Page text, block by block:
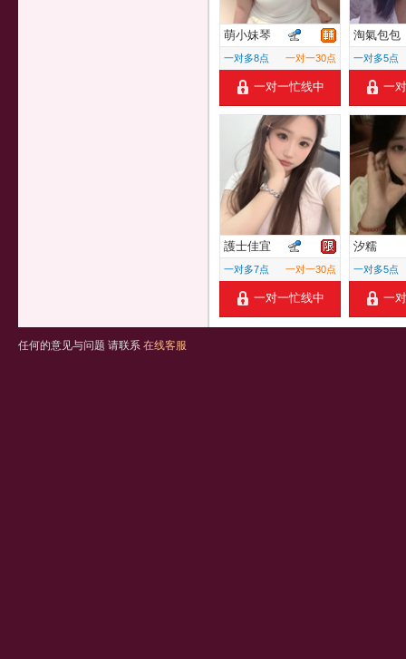
萌小妹琴
一对多8点 一对一30点
一对一忙线中
淘氣包包
一对多5点
一
護士佳宜
一对多7点 一对一30点
一对一忙线中
汐糯
一对多5点
一
任何的意见与问题 请联系 在线客服